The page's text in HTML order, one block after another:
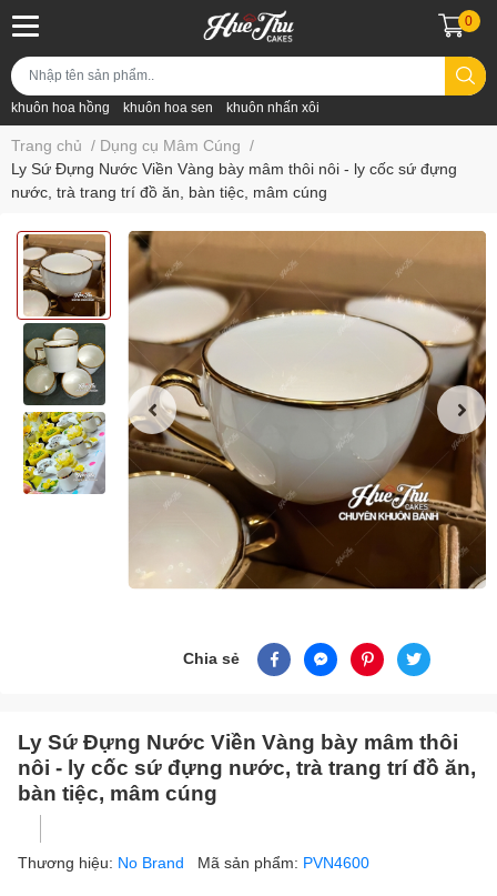
khuôn hoa hồng khuôn hoa sen khuôn nhấn xôi
0
Trang chủ / Dụng cụ Mâm Cúng /
Ly Sứ Đựng Nước Viền Vàng bày mâm thôi nôi - ly cốc sứ đựng
nước, trà trang trí đồ ăn, bàn tiệc, mâm cúng
Chia sẻ
Ly Sứ Đựng Nước Viền Vàng bày mâm thôi
nôi - ly cốc sứ đựng nước, trà trang trí đồ ăn,
bàn tiệc, mâm cúng
Thương hiệu: No Brand Mã sản phẩm: PVN4600